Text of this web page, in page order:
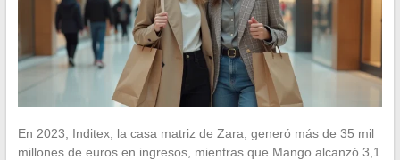
En 2023, Inditex, la casa matriz de Zara, generó más de 35 mil
millones de euros en ingresos, mientras que Mango alcanzó 3,1